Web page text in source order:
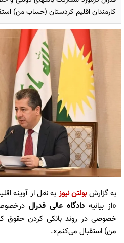
کارمندان اقلیم کردستان (حساب من)
به گزارش بولتن نیوز به نقل از آوینه
«از بیانیه دادگاه عالی فدرال
خصوصی در روند بانکی کردن حقوق
من) استقبال می‌کنم».